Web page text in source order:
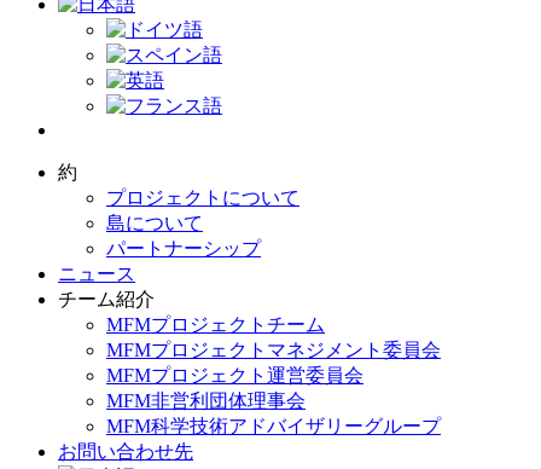
約
プロジェクトについて
島について
パートナーシップ
ニュース
チーム紹介
MFMプロジェクトチーム
MFMプロジェクトマネジメント委員会
MFMプロジェクト運営委員会
MFM非営利団体理事会
MFM科学技術アドバイザリーグループ
お問い合わせ先